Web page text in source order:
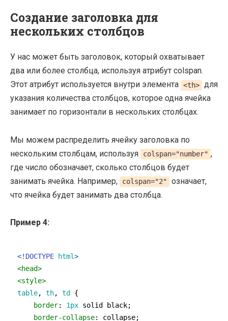
Создание заголовка для
нескольких столбцов
У нас может быть заголовок, который охватывает
два или более столбца, используя атрибут colspan.
Этот атрибут используется внутри элемента <th> для
указания количества столбцов, которое одна ячейка
занимает по горизонтали в нескольких столбцах.
Мы можем распределить ячейку заголовка по
нескольким столбцам, используя
colspan="number" ,
где число обозначает, сколько столбцов будет
занимать ячейка. Например,
colspan="2"
означает,
что ячейка будет занимать два столбца.
Пример 4:
<!DOCTYPE html>
<head>
<style>
table, th, td
{
border: 1px solid black;
border-collapse: collapse;